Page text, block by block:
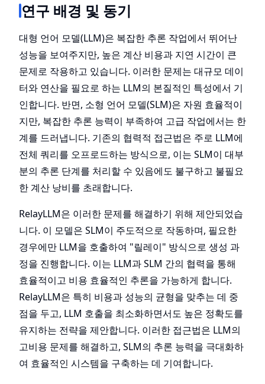
연구 배경 및 동기
대형 언어 모델(LLM)은 복잡한 추론 작업에서 뛰어난
성능을 보여주지만, 높은 계산 비용과 지연 시간이 큰
문제로 작용하고 있습니다. 이러한 문제는 대규모 데이
터와 연산을 필요로 하는 LLM의 본질적인 특성에서 기
인합니다. 반면, 소형 언어 모델(SLM)은 자원 효율적이
지만, 복잡한 추론 능력이 부족하여 고급 작업에서는 한
계를 드러냅니다. 기존의 협력적 접근법은 주로 LLM에
전체 쿼리를 오프로드하는 방식으로, 이는 SLM이 대부
분의 추론 단계를 처리할 수 있음에도 불구하고 불필요
한 계산 낭비를 초래합니다.
RelayLLM은 이러한 문제를 해결하기 위해 제안되었습
니다. 이 모델은 SLM이 주도적으로 작동하며, 필요한
경우에만 LLM을 호출하여 "릴레이" 방식으로 생성 과
정을 진행합니다. 이는 LLM과 SLM 간의 협력을 통해
효율적이고 비용 효율적인 추론을 가능하게 합니다.
RelayLLM은 특히 비용과 성능의 균형을 맞추는 데 중
점을 두고, LLM 호출을 최소화하면서도 높은 정확도를
유지하는 전략을 제안합니다. 이러한 접근법은 LLM의
고비용 문제를 해결하고, SLM의 추론 능력을 극대화하
여 효율적인 시스템을 구축하는 데 기여합니다.